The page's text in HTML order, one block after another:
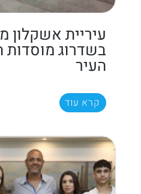
עיריית אשקלון
בשדרוג מוסדות
העיר
קרא עוד